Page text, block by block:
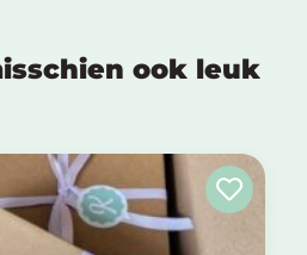
ook leuk